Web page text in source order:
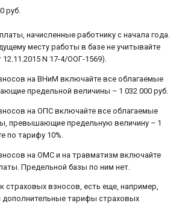
руб.
начисленные работнику с начала года.
месту работы в базе не учитывайте
N 17-4/ООГ-1569).
на ВНиМ включайте все облагаемые
предельной величины – 1 032 000 руб.
на ОПС включайте все облагаемые
превышающие предельную величину – 1
по тарифу 10%.
на ОМС и на травматизм включайте
Предельной базы по ним нет.
страховых взносов, есть еще, например,
дополнительные тарифы страховых